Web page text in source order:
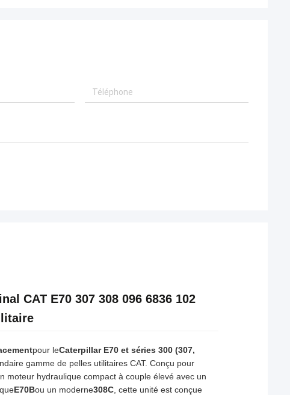
CAT E70 307 308 096 6836 102
pour leCaterpillar E70 et séries 300 (307,
gamme de pelles utilitaires CAT. Conçu pour
moteur hydraulique compact à couple élevé avec un
E70Bou un moderne308C , cette unité est conçue